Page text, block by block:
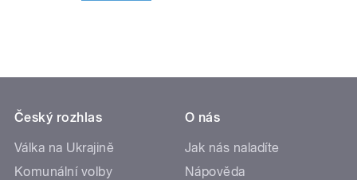
Český rozhlas
Válka na Ukrajině
Komunální volby
O nás
Jak nás naladíte
Nápověda